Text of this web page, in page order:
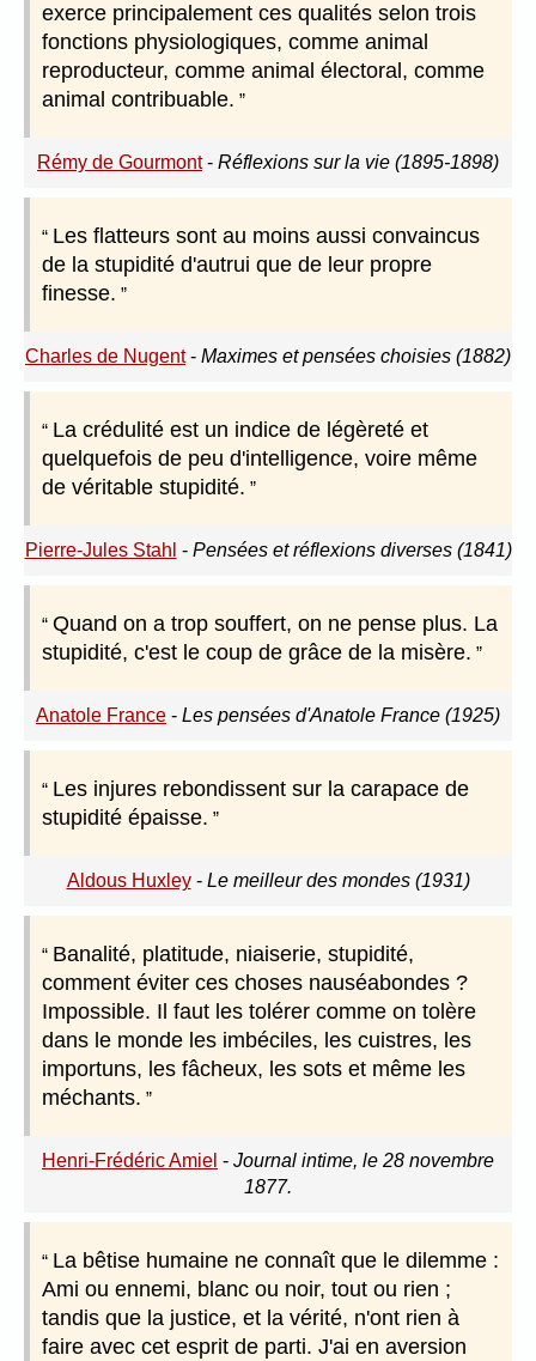
exerce principalement ces qualités selon trois
fonctions physiologiques, comme animal
reproducteur, comme animal électoral, comme
animal contribuable.
Rémy de Gourmont- Réflexions sur la vie (1895-1898)
Les flatteurs sont au moins aussi convaincus
de la stupidité d'autrui que de leur propre
finesse.
Charles de Nugent- Maximes et pensées choisies (1882)
La crédulité est un indice de légèreté et
quelquefois de peu d'intelligence, voire même
de véritable stupidité.
Pierre-Jules Stahl - Pensées et réflexions diverses (1841)
Quand on a trop souffert, on ne pense plus. La
stupidité, c'est le coup de grâce de la misère.
Anatole France - Les pensées d'Anatole France (1925)
Les injures rebondissent sur la carapace de
stupidité épaisse.
Aldous Huxley- Le meilleur des mondes (1931)
Banalité, platitude, niaiserie, stupidité,
comment éviter ces choses nauséabondes ?
Impossible. Il faut les tolérer comme on tolère
dans le monde les imbéciles, les cuistres, les
importuns, les fâcheux, les sots et même les
méchants.
Henri-Frédéric Amiel - Journal intime, le 28 novembre
1877.
La bêtise humaine ne connaît que le dilemme :
Ami ou ennemi, blanc ou noir, tout ou rien ;
tandis que la justice, et la vérité, n'ont rien à
faire avec cet esprit de parti. J'ai en aversion